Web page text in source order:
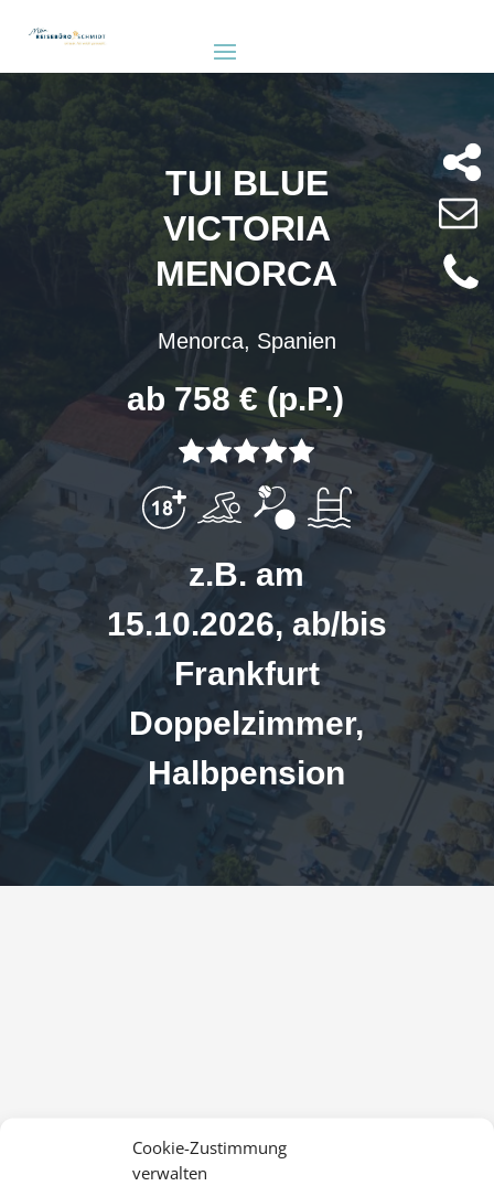
Cookie-Zustimmung
verwalten
TUI BLUE
VICTORIA
MENORCA
Menorca, Spanien
ab 758 € (p.P.)
z.B. am
15.10.2026, ab/bis
Frankfurt
Doppelzimmer,
Halbpension